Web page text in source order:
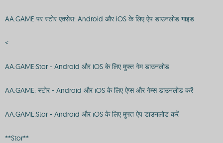
AA.GAME पर स्टोर एक्सेस: Android और iOS के लिए ऐप डाउनलोड गाइड
<
AA.GAME:Stor - Android और iOS के लिए मुफ्त गेम डाउनलोड
AA.GAME: स्टोर - Android और iOS के लिए ऐप्स और गेम्स डाउनलोड करें
AA.GAME:Stor - Android और iOS के लिए मुफ्त ऐप डाउनलोड करें
**Stor**